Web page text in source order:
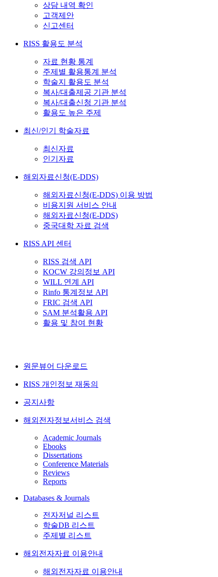
상담 내역 확인
고객제안
신고센터
RISS 활용도 분석
자료 현황 통계
주제별 활용통계 분석
학술지 활용도 분석
복사/대출제공 기관 분석
복사/대출신청 기관 분석
활용도 높은 주제
최신/인기 학술자료
최신자료
인기자료
해외자료신청(E-DDS)
해외자료신청(E-DDS) 이용 방법
비용지원 서비스 안내
해외자료신청(E-DDS)
중국대학 자료 검색
RISS API 센터
RISS 검색 API
KOCW 강의정보 API
WILL 연계 API
Rinfo 통계정보 API
FRIC 검색 API
SAM 분석활용 API
활용 및 참여 현황
원문뷰어 다운로드
RISS 개인정보 재동의
공지사항
해외전자정보서비스 검색
Academic Journals
Ebooks
Dissertations
Conference Materials
Reviews
Reports
Databases & Journals
전자저널 리스트
학술DB 리스트
주제별 리스트
해외전자자료 이용안내
해외전자자료 이용안내